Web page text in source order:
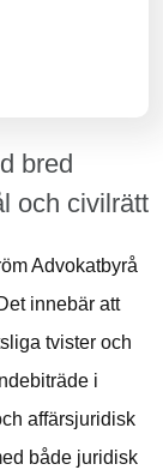
bred
och civilrätt
Advokatbyrå
innebär att
tvister och
i
affärsjuridisk
både juridisk